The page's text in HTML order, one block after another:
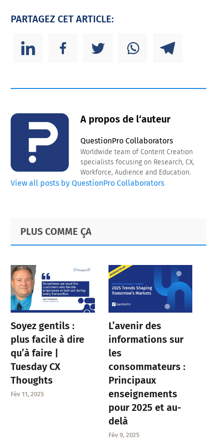
PARTAGEZ CET ARTICLE:
A propos de l‘auteur
QuestionPro Collaborators
Worldwide team of Content Creation
specialists focusing on Research, CX,
Workforce, Audience and Education.
View all posts by QuestionPro Collaborators
Primary
Sidebar
Footer
PLUS COMME ÇA
Soyez gentils :
plus facile à dire
qu’à faire |
Tuesday CX
Thoughts
Fév 11, 2025
L’avenir des
informations sur
les
consommateurs :
Principaux
enseignements
pour 2025 et au-
delà
Fév 9, 2025